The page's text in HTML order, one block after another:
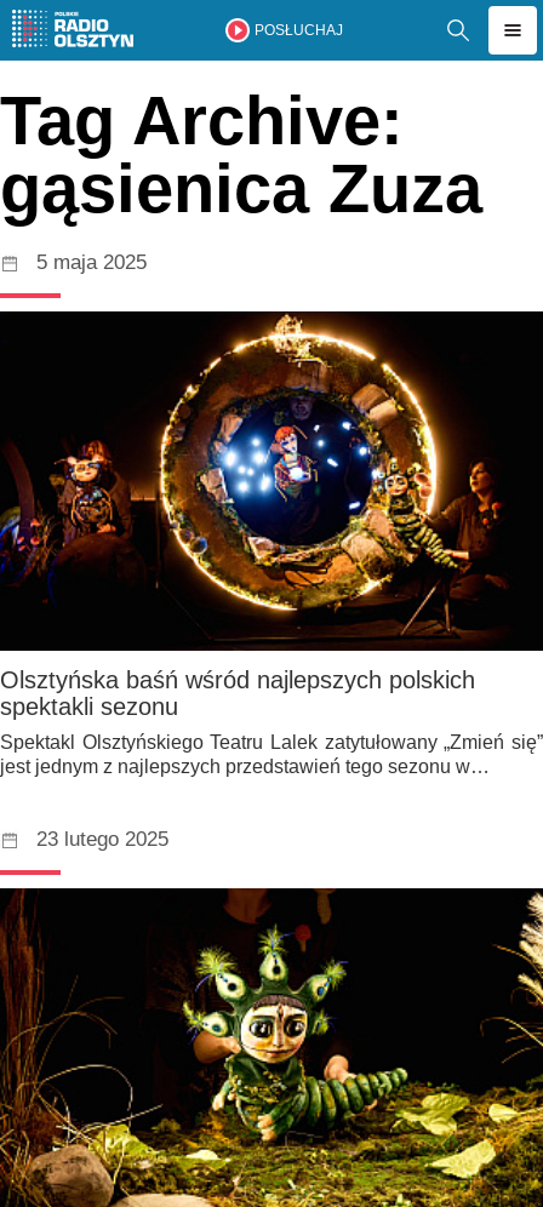
POSŁUCHAJ
Tag Archive:
gąsienica Zuza
5 maja 2025
Olsztyńska baśń wśród najlepszych polskich
spektakli sezonu
Spektakl Olsztyńskiego Teatru Lalek zatytułowany „Zmień się”
jest jednym z najlepszych przedstawień tego sezonu w…
23 lutego 2025